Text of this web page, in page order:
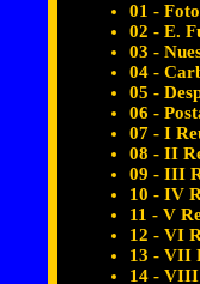
01 -
02 - E.
03 -
04 -
05 -
06 -
07 - I
08 - II
09 - III
10 - IV
11 - V
12 - VI
13 - VII
14 - VIII